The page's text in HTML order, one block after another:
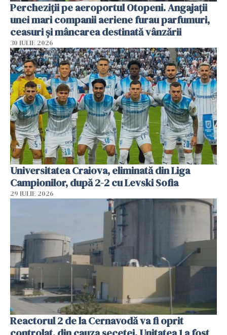
Percheziții pe aeroportul Otopeni. Angajații
unei mari companii aeriene furau parfumuri,
ceasuri și mâncarea destinată vânzării
30 IULIE 2026
Universitatea Craiova, eliminată din Liga
Campionilor, după 2-2 cu Levski Sofia
29 IULIE 2026
Reactorul 2 de la Cernavodă va fi oprit